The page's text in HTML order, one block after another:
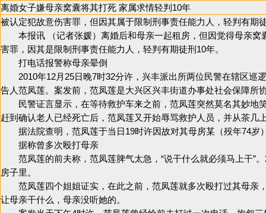
离婚女子嫌母亲窝囊将其打死 家属求情轻判10年
被认定犯故意伤害罪，但因其属于限制刑事责任能力人，轻判有期
本报讯 （记者张媛）离婚后和母亲一起租房，但因觉得母亲窝
害罪，因其是限制刑事责任能力人，轻判有期徒刑10年。
打电话报警称母亲晕倒
2010年12月25日晚7时32分许，兴丰派出所两位民警在辖区巡
告人范凤莲。案发前，范凤莲是大兴区兴丰街道办事处社会保障所
民警证言显示，在等待救护车来之前，范凤莲突然莫名其妙地
赶到确认老人已经死亡后，范凤莲又开始辱骂救护人员，并从茶几
据法院查明，范凤莲于当日19时许因故对其母房某（殁年74岁
据称曾多次殴打母亲
范凤莲的前夫称，范凤莲脾气太急，“说干什么就必须马上干”
房子里。
范凤莲四个姐姐证实，在此之前，范凤莲就多次殴打过其母亲
让母亲干什么，母亲没听她的。